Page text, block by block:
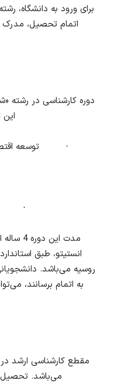
اتمام تحصیل، مدرک
دوره کارشناسی در رشته
· توسعه
·
مدت
انستیتو، طبق
روسیه می‌باشد.
به اتمام برسانند،
مقطع کارشناسی ارشد
می‌باشد. تحصیل